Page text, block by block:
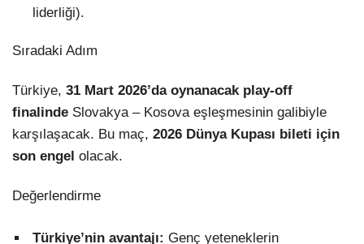
liderliği).
Sıradaki Adım
Türkiye, 31 Mart 2026’da oynanacak play-off
finalinde Slovakya – Kosova eşleşmesinin galibiyle
karşılaşacak. Bu maç, 2026 Dünya Kupası bileti için
son engel olacak.
Değerlendirme
Türkiye’nin avantajı: Genç yeteneklerin